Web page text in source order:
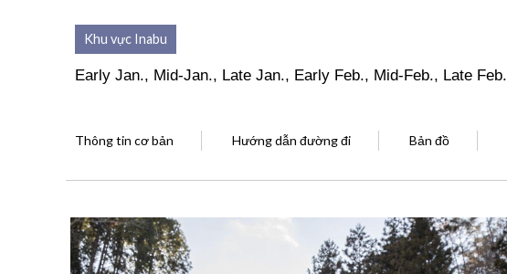
Khu vực Inabu
Early Jan., Mid-Jan., Late Jan., Early Feb., Mid-Feb., Late Feb.
Thông tin cơ bản Hướng dẫn đường đi Bản đồ